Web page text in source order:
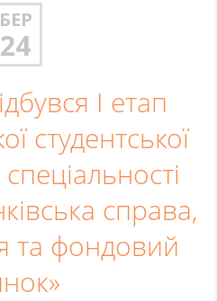
БЕР
24
І етап
студентської
справа,
та фондовий